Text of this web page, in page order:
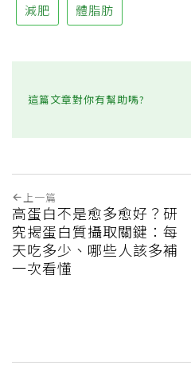
減肥 體脂肪
這篇文章對你有幫助嗎?
上一篇
高蛋白不是愈多愈好？研
究揭蛋白質攝取關鍵：每
天吃多少、哪些人該多補
一次看懂